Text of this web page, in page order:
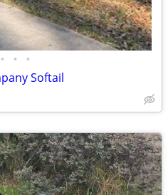
• • •
Softail